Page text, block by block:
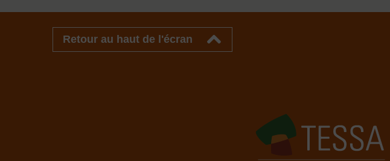
Retour au haut de l'écran